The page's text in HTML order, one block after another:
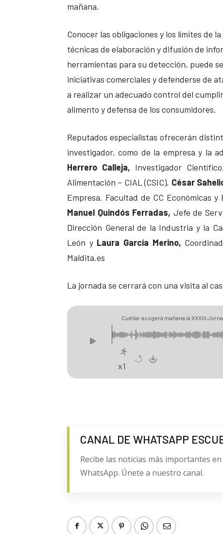
mañana.
Conocer las obligaciones y los límites de
técnicas de elaboración y difusión de
herramientas para su detección, puede
iniciativas comerciales y defenderse de
a realizar un adecuado control del
alimento y defensa de los consumidores.
Reputados especialistas ofrecerán
investigador, como de la empresa y la
Herrero Calleja, Investigador
Alimentación – CIAL (CSIC), César
Empresa. Facultad de CC Económicas
Manuel Quindós Ferradas, Jefe de
Dirección General de la Industria y la
León y Laura García Merino,
Maldita.es
La jornada se cerrará con una visita al
Cuéllar acogerá mañana la XXXIX
Castilla y León
x1
CANAL DE WHATSAPP
Recibe las noticias más importantes
WhatsApp. Únete a nuestro canal.